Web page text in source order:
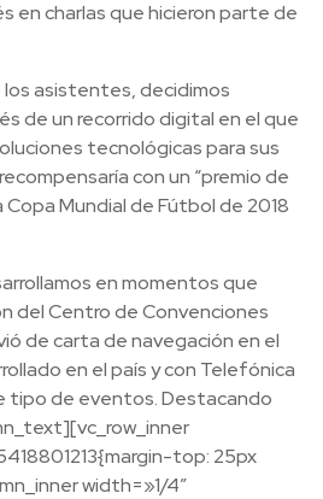
en charlas que hicieron parte de
los asistentes, decidimos
de un recorrido digital en el que
tecnológicas para sus
con un “premio de
Copa Mundial de Fútbol de 2018
en momentos que
del Centro de Convenciones
de carta de navegación en el
en el país y con Telefónica
tipo de eventos. Destacando
top: 25px
width=»1/4″